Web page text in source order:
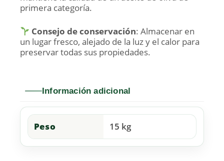
primera categoría.
Consejo de conservación: Almacenar en
un lugar fresco, alejado de la luz y el calor para
preservar todas sus propiedades.
Información adicional
Peso 15 kg